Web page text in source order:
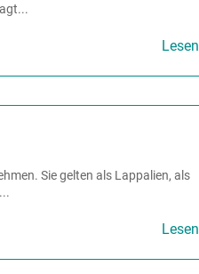
Lesen
Sie gelten als Lappalien, als
Lesen